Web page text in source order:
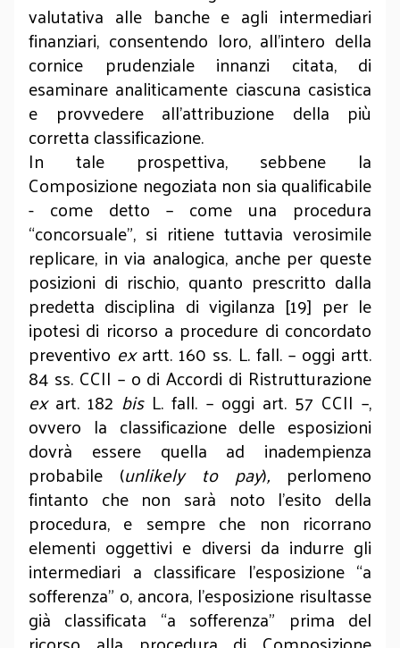
valutativa alle banche e agli intermediari
finanziari, consentendo loro, all’intero della
cornice prudenziale innanzi citata, di
esaminare analiticamente ciascuna casistica
e provvedere all’attribuzione della più
corretta classificazione.
In tale prospettiva, sebbene la
Composizione negoziata non sia qualificabile
- come detto – come una procedura
“concorsuale”, si ritiene tuttavia verosimile
replicare, in via analogica, anche per queste
posizioni di rischio, quanto prescritto dalla
predetta disciplina di vigilanza [19] per le
ipotesi di ricorso a procedure di concordato
preventivo exartt. 160 ss. L. fall. – oggi artt.
84 ss. CCII – o di Accordi di Ristrutturazione
exart. 182 bisL. fall. – oggi art. 57 CCII –,
ovvero la classificazione delle esposizioni
dovrà essere quella ad inadempienza
probabile (unlikely to pay), perlomeno
fintanto che non sarà noto l’esito della
procedura, e sempre che non ricorrano
elementi oggettivi e diversi da indurre gli
intermediari a classificare l’esposizione “a
sofferenza” o, ancora, l’esposizione risultasse
già classificata “a sofferenza” prima del